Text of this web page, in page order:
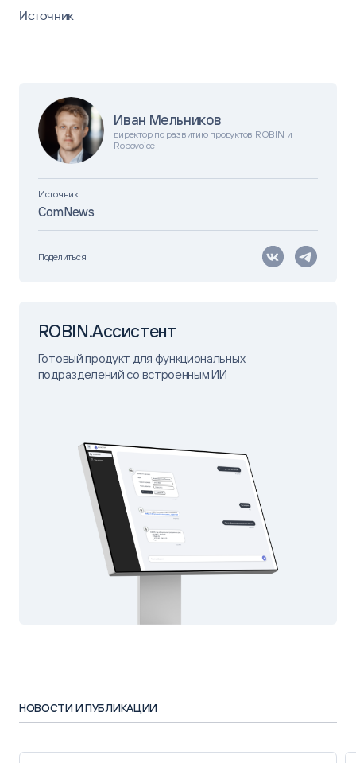
Иван Мельников
директор по развитию продуктов ROBIN и
Robovoice
Источник
ComNews
Поделиться
Источник
ROBIN.Ассистент
Готовый продукт для функциональных
подразделений со встроенным ИИ
НОВОСТИ И ПУБЛИКАЦИИ